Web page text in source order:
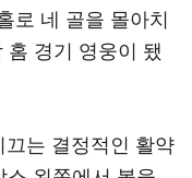
로 네 골을 몰아치
홈 경기 영웅이 됐
는 결정적인 활약